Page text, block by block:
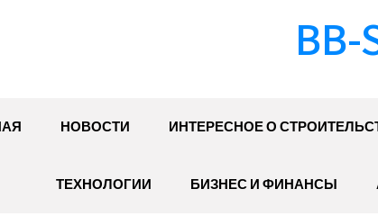
BB-
НОВОСТИ ИНТЕРЕСНОЕ О
ТЕХНОЛОГИИ БИЗНЕС И ФИНАНСЫ